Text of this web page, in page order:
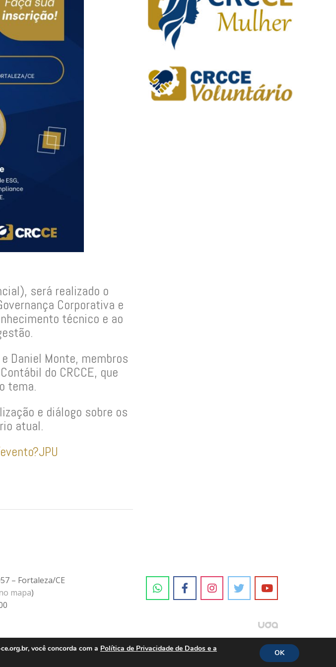
será realizado o
Corporativa e
técnico e ao
Daniel Monte, membros
do CRCCE, que
tema.
e diálogo sobre os
atual.
– Fortaleza/CE
mapa)
você concorda com a Política de Privacidade de Dados e a
OK